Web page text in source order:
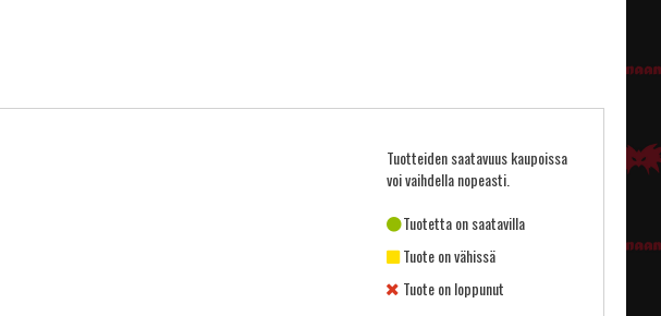
Tuotteiden saatavuus kaupoissa
voi vaihdella nopeasti.
Tuotetta on saatavilla
Tuote on vähissä
Tuote on loppunut